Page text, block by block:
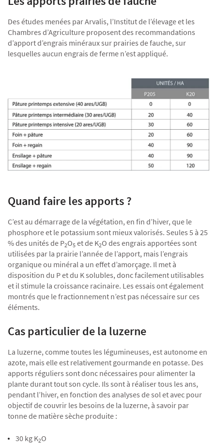
Des études menées par Arvalis, l’Institut de l’élevage et les
Chambres d’Agriculture proposent des recommandations
d’apport d’engrais minéraux sur prairies de fauche, sur
lesquelles aucun engrais de ferme n’est appliqué.
Quand faire les apports ?
C’est au démarrage de la végétation, en fin d’hiver, que le
phosphore et le potassium sont mieux valorisés. Seules 5 à 25
% des unités de P2O5 et de K2O des engrais apportées sont
utilisées par la prairie l’année de l’apport, mais l’engrais
organique ou minéral a un effet d’amorçage. Il met à
disposition du P et du K solubles, donc facilement utilisables
et il stimule la croissance racinaire. Les essais ont également
montrés que le fractionnement n’est pas nécessaire sur ces
éléments.
Cas particulier de la luzerne
La luzerne, comme toutes les légumineuses, est autonome en
azote, mais elle est relativement gourmande en potasse. Des
apports réguliers sont donc nécessaires pour alimenter la
plante durant tout son cycle. Ils sont à réaliser tous les ans,
pendant l’hiver, en fonction des analyses de sol et avec pour
objectif de couvrir les besoins de la luzerne, à savoir par
tonne de matière sèche produite :
30 kg K2O